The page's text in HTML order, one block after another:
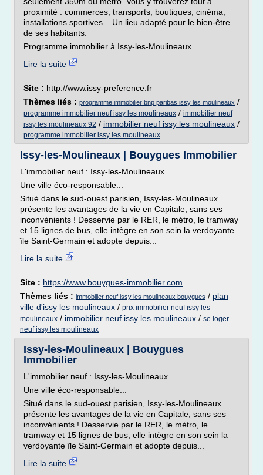
proximité : commerces, transports, boutiques, cinéma,
installations sportives... Un lieu adapté pour le bien-être
de ses habitants.
Programme immobilier à Issy-les-Moulineaux...
Lire la suite
Site : http://www.issy-preference.fr
Thèmes liés : programme immobilier bnp paribas issy les moulineaux /
programme immobilier neuf issy les moulineaux / immobilier neuf
issy les moulineaux 92 / immobilier neuf issy les moulineaux /
programme immobilier issy les moulineaux
Issy-les-Moulineaux | Bouygues Immobilier
L'immobilier neuf : Issy-les-Moulineaux
Une ville éco-responsable...
Situé dans le sud-ouest parisien, Issy-les-Moulineaux
présente les avantages de la vie en Capitale, sans ses
inconvénients ! Desservie par le RER, le métro, le tramway
et 15 lignes de bus, elle intègre en son sein la verdoyante
île Saint-Germain et adopte depuis...
Lire la suite
Site : https://www.bouygues-immobilier.com
Thèmes liés : immobilier neuf issy les moulineaux bouygues / plan
ville d'issy les moulineaux / prix immobilier neuf issy les
moulineaux / immobilier neuf issy les moulineaux / se loger
neuf issy les moulineaux
Issy-les-Moulineaux | Bouygues
Immobilier
L'immobilier neuf : Issy-les-Moulineaux
Une ville éco-responsable...
Situé dans le sud-ouest parisien, Issy-les-Moulineaux
présente les avantages de la vie en Capitale, sans ses
inconvénients ! Desservie par le RER, le métro, le
tramway et 15 lignes de bus, elle intègre en son sein la
verdoyante île Saint-Germain et adopte depuis...
Lire la suite